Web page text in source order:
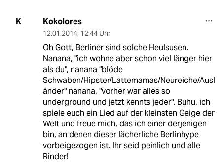
K Kokolores
12.01.2014, 12:44 Uhr
Oh Gott, Berliner sind solche Heulsusen.
Nanana, "ich wohne aber schon viel länger hier
als du", nanana "blöde
Schwaben/Hipster/Lattemamas/Neureiche/Ausl
änder" nanana, "vorher war alles so
underground und jetzt kennts jeder". Buhu, ich
spiele euch ein Lied auf der kleinsten Geige der
Welt und freue mich, das ich einer derjenigen
bin, an denen dieser lächerliche Berlinhype
vorbeigezogen ist. Ihr seid peinlich und alle
Rinder!